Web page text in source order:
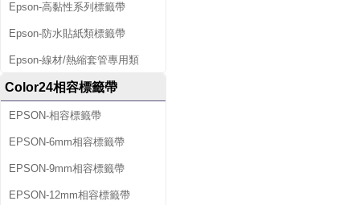
Epson-高黏性系列標籤帶
Epson-防水貼紙類標籤帶
Epson-線材/熱縮套管專用類
Color24相容標籤帶
EPSON-相容標籤帶
EPSON-6mm相容標籤帶
EPSON-9mm相容標籤帶
EPSON-12mm相容標籤帶